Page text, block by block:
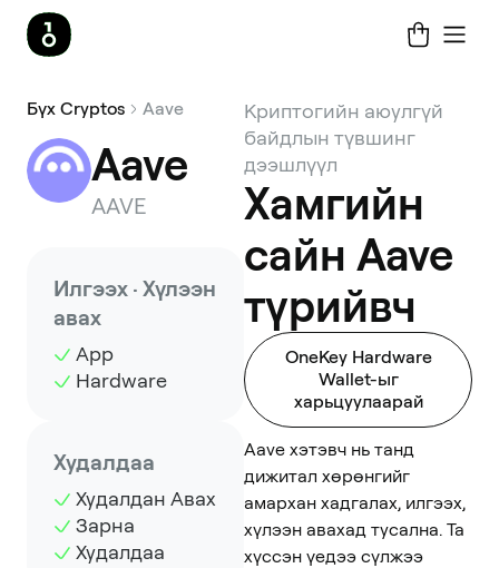
Бүх Cryptos Aave
Aave
AAVE
Илгээх · Хүлээн
авах
App
Hardware
Худалдаа
Худалдан Авах
Зарна
Худалдаа
Криптогийн аюулгүй
байдлын түвшинг
дээшлүүл
Хамгийн
сайн Aave
түрийвч
OneKey Hardware
Wallet-ыг
харьцуулаарай
Aave хэтэвч нь танд
дижитал хөрөнгийг
амархан хадгалах, илгээх,
хүлээн авахад тусална. Та
хүссэн үедээ сүлжээ